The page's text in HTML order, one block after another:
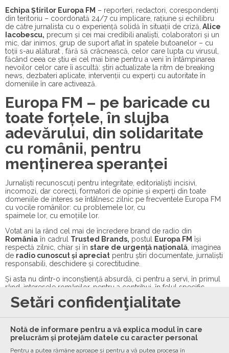
Echipa Știrilor Europa FM – reporteri, redactori, corespondenți
din teritoriu – coordonată 24/7 cu implicare, rațiune și echilibru
de către jurnalista cu o experiență solidă în situații de criză, Alice
Iacobescu, precum și cei mai credibili analiști, colaboratori și un
mic, dar inimos, grup de suport aflat în spatele butoanelor – cu
toții s-au alăturat , fără să crâcnească, celor care lupta cu virusul,
făcând ceea ce știu ei cel mai bine pentru a veni în întâmpinarea
nevoilor celor care îi ascultă: știri actualizate la ritm de breaking
news, dezbateri aplicate, intervenții cu experți cu autoritate în
domeniile în care activează.
Europa FM – pe baricade cu
toate forțele, în slujba
adevărului, din solidaritate
cu românii, pentru
menținerea speranței
Jurnaliști recunoscuți pentru integritate, editorialiști incisivi,
incomozi, dar corecți, formatori de opinie și experți din toate
domeniile de interes se întâlnesc zilnic pe frecventele Europa FM
cu vocile românilor: cu problemele lor, cu
spaimele lor, cu emoțiile lor.
Votat ani la rând cel mai de încredere brand de radio din
România în cadrul Trusted Brands, postul Europa FM își
respectă zilnic, chiar și în stare de urgență națională , imaginea
de radio cunoscut și apreciat pentru știri documentate, jurnaliști
responsabili, deschidere și corectitudine.
Și asta nu dintr-o inconștiență absurdă, ci pentru a servi, în primul
rând, interesele românilor, pentru a contribui, în felul specific
acestei industrii, la lupta pe care astăzi o ducem cu toții cu acest
“inamic al umanității”, cum a fost el numit chiar de către
Directorul Organizației Mondiale a Sănătății
ca întotdeauna, în întâmpinarea nevoii, și mai acută astăzi, de
informare corectă și actualizată permanent.
În același timp, în aceste vremuri în care cele mai multe companii,
Setări confidenţialitate
Notă de informare pentru a vă explica modul în care
prelucrăm și protejăm datele cu caracter personal
Pentru a putea rămâne aproape și pentru a vă putea procesa în